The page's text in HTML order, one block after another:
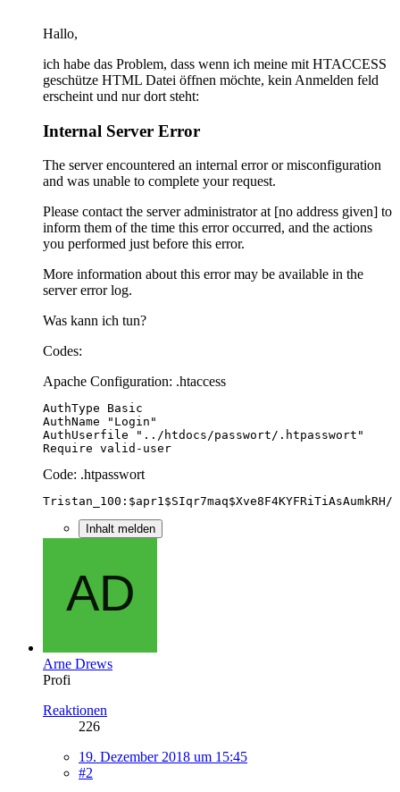
Hallo,
ich habe das Problem, dass wenn ich meine mit HTACCESS
geschütze HTML Datei öffnen möchte, kein Anmelden feld
erscheint und nur dort steht:
Internal Server Error
The server encountered an internal error or misconfiguration
and was unable to complete your request.
Please contact the server administrator at [no address given] to
inform them of the time this error occurred, and the actions
you performed just before this error.
More information about this error may be available in the
server error log.
Was kann ich tun?
Codes:
Apache Configuration: .htaccess
Require valid-user
Code: .htpasswort
Tristan_100:$apr1$SIqr7maq$Xve8F4KYFRiTiAsAumkRH/
Inhalt melden
Arne Drews
Profi
Reaktionen
226
19. Dezember 2018 um 15:45
#2